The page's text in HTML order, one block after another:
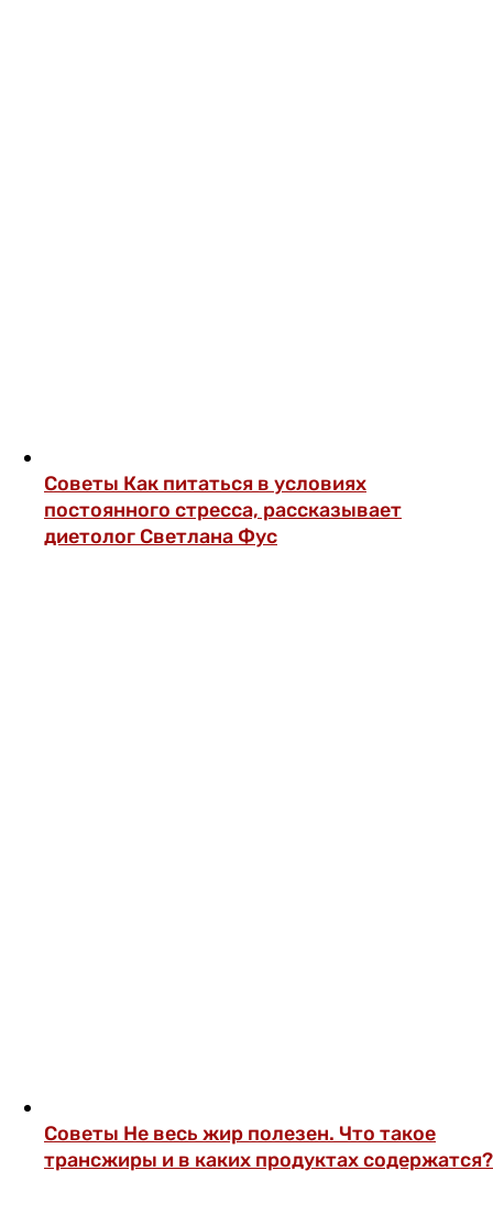
Советы Как питаться в условиях
постоянного стресса, рассказывает
диетолог Светлана Фус
Советы Не весь жир полезен. Что такое
трансжиры и в каких продуктах содержатся?